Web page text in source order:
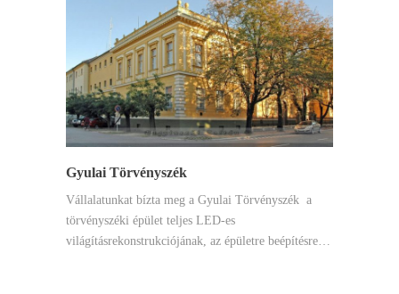
Gyulai Törvényszék
Vállalatunkat bízta meg a Gyulai Törvényszék a
törvényszéki épület teljes LED-es
világításrekonstrukciójának, az épületre beépítésre…